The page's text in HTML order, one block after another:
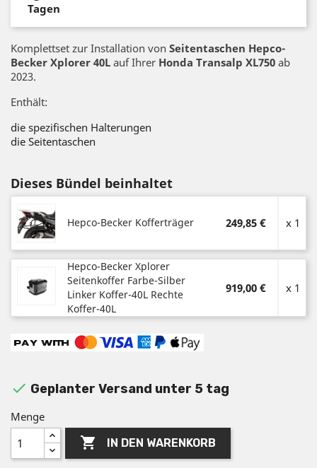
Tagen
Komplettset zur Installation von Seitentaschen Hepco-
Becker Xplorer 40L auf Ihrer Honda Transalp XL750 ab
2023.
Enthält:
die spezifischen Halterungen
die Seitentaschen
Dieses Bündel beinhaltet
Hepco-Becker Kofferträger 249,85 € x 1
Hepco-Becker Xplorer
Seitenkoffer Farbe-Silber
Linker Koffer-40L Rechte
Koffer-40L
919,00 € x 1
 Geplanter Versand unter 5 tag
Menge
 IN DEN WARENKORB